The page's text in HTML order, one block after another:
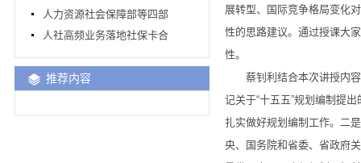
人力资源社会保障部等四部
人社高频业务落地社保卡合
推荐内容
展转型、国际竞争格局变化
性的思路建议。通过授课大
性。
蔡钊利结合本次讲授内容
记关于“十五五”规划编制提
扎实做好规划编制工作。二
央、国务院和省委、省政府